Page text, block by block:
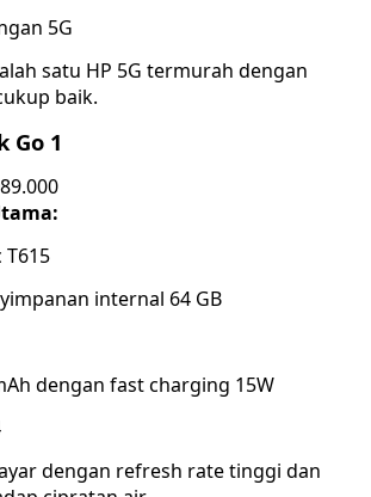
5G
satu HP 5G termurah dengan
baik.
Go 1
T615
internal 64 GB
dengan fast charging 15W
dengan refresh rate tinggi dan